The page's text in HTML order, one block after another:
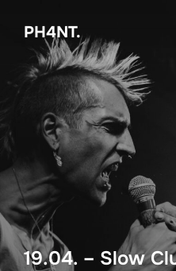
Inhalt
springen
PH4NT.
19.04. – Slow